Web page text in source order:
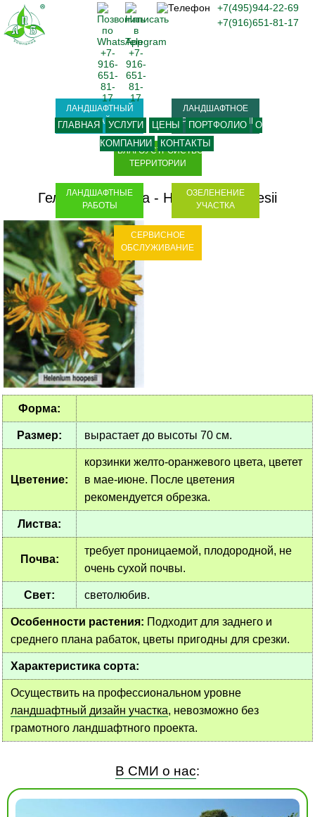
Гелениум хоопса - Helenium hoopesii
Форма:
Размер: вырастает до высоты 70 см.
Цветение:
корзинки желто-оранжевого цвета, цветет
в мае-июне. После цветения
рекомендуется обрезка.
Листва:
Почва:
требует проницаемой, плодородной, не
очень сухой почвы.
Свет: светолюбив.
Особенности растения: Подходит для заднего и
среднего плана рабаток, цветы пригодны для срезки.
Характеристика сорта:
Осуществить на профессиональном уровне
ландшафтный дизайн участка, невозможно без
грамотного ландшафтного проекта.
В СМИ о нас:
+7(495)944-22-69
+7(916)651-81-17
ГЛАВНАЯ УСЛУГИ ЦЕНЫ ПОРТФОЛИО
О
КОМПАНИИ
КОНТАКТЫ
ЛАНДШАФТНЫЙ
ДИЗАЙН
ЛАНДШАФТНОЕ
ПРОЕКТИРОВАНИЕ
БЛАГОУСТРОЙСТВО
ТЕРРИТОРИИ
ЛАНДШАФТНЫЕ
РАБОТЫ
ОЗЕЛЕНЕНИЕ
УЧАСТКА
СЕРВИСНОЕ
ОБСЛУЖИВАНИЕ